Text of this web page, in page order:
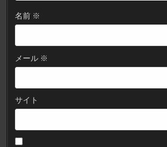
名前 ※
メール ※
サイト